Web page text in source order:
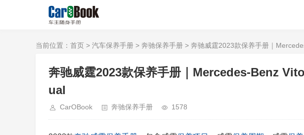
当前位置： 首页 > 汽车保养手册 > 奔驰保养手册 > 奔驰威霆2023款保养手册｜
奔驰威霆2023款保养手册｜Mercedes-Benz
ual
CarOBook 奔驰保养手册 1578